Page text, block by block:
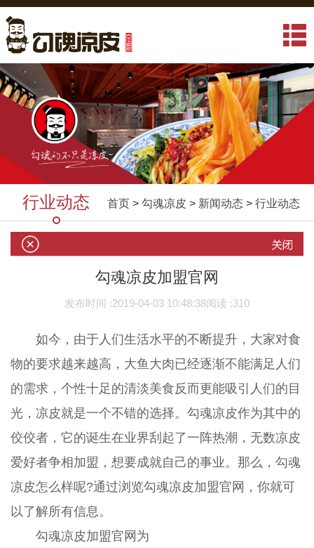
行业动态 首页 > 勾魂凉皮 > 新闻动态 > 行业动态
勾魂凉皮加盟官网
发布时间 :2019-04-03 10:48:38阅读 :310
如今，由于人们生活水平的不断提升，大家对食
物的要求越来越高，大鱼大肉已经逐渐不能满足人们
的需求，个性十足的清淡美食反而更能吸引人们的目
光，凉皮就是一个不错的选择。勾魂凉皮作为其中的
佼佼者，它的诞生在业界刮起了一阵热潮，无数凉皮
爱好者争相加盟，想要成就自己的事业。那么，勾魂
凉皮怎么样呢?通过浏览勾魂凉皮加盟官网，你就可
以了解所有信息。
勾魂凉皮加盟官网为